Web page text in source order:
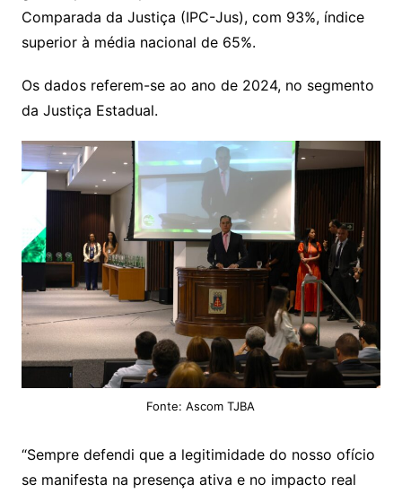
Comparada da Justiça (IPC-Jus), com 93%, índice
superior à média nacional de 65%.
Os dados referem-se ao ano de 2024, no segmento
da Justiça Estadual.
Fonte: Ascom TJBA
“Sempre defendi que a legitimidade do nosso ofício
se manifesta na presença ativa e no impacto real